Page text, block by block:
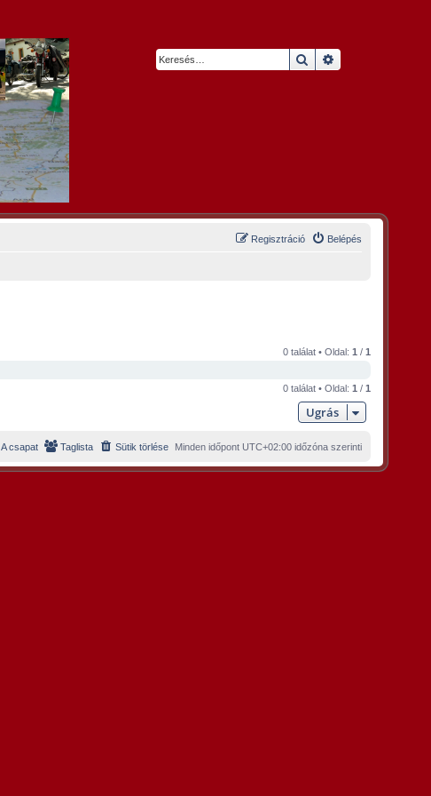
Keresés
Belépés
Regisztráció
0 találat • Oldal: 1 / 1
0 találat • Oldal: 1 / 1
Ugrás
Minden időpont UTC+02:00időzóna szerinti
Sütik törlése
Taglista
A csapat